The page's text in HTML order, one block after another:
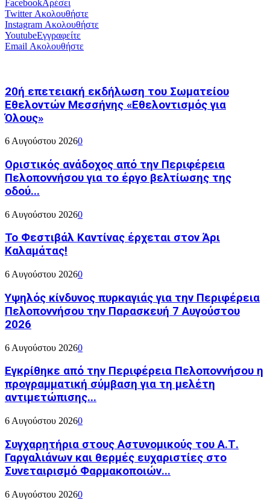
FacebookΑρέσει
TwitterΑκολουθήστε
Instagram Ακολουθήστε
YoutubeΕγγραφείτε
Email Ακολουθήστε
20ή επετειακή εκδήλωση του Σωματείου
Εθελοντών Μεσσήνης «Εθελοντισμός για
Όλους»
6 Αυγούστου 20260
Οριστικός ανάδοχος από την Περιφέρεια
Πελοποννήσου για το έργο βελτίωσης της
οδού...
6 Αυγούστου 20260
Το Φεστιβάλ Καντίνας έρχεται στον Άρι
Καλαμάτας!
6 Αυγούστου 20260
Υψηλός κίνδυνος πυρκαγιάς για την Περιφέρεια
Πελοποννήσου την Παρασκευή 7 Αυγούστου
2026
6 Αυγούστου 20260
Εγκρίθηκε από την Περιφέρεια Πελοποννήσου η
προγραμματική σύμβαση για τη μελέτη
αντιμετώπισης...
6 Αυγούστου 20260
Συγχαρητήρια στους Αστυνομικούς του Α.Τ.
Γαργαλιάνων και θερμές ευχαριστίες στο
Συνεταιρισμό Φαρμακοποιών...
6 Αυγούστου 20260